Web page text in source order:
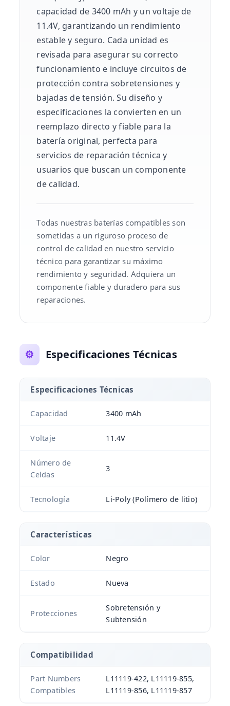
capacidad de 3400 mAh y un voltaje de
11.4V, garantizando un rendimiento
estable y seguro. Cada unidad es
revisada para asegurar su correcto
funcionamiento e incluye circuitos de
protección contra sobretensiones y
bajadas de tensión. Su diseño y
especificaciones la convierten en un
reemplazo directo y fiable para la
batería original, perfecta para
servicios de reparación técnica y
usuarios que buscan un componente
de calidad.
Todas nuestras baterías compatibles son
sometidas a un riguroso proceso de
control de calidad en nuestro servicio
técnico para garantizar su máximo
rendimiento y seguridad. Adquiera un
componente fiable y duradero para sus
reparaciones.
⚙️ Especificaciones Técnicas
Especificaciones Técnicas
Capacidad 3400 mAh
Voltaje 11.4V
Número de
Celdas
3
Tecnología Li-Poly (Polímero de litio)
Características
Color Negro
Estado Nueva
Protecciones
Sobretensión y
Subtensión
Compatibilidad
Part Numbers
Compatibles
L11119-422, L11119-855,
L11119-856, L11119-857